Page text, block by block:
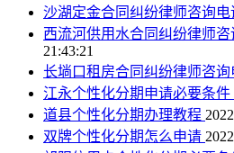
沙湖定金合同纠纷律师咨询电
西流河供用水合同纠纷律师咨
21:43:21
长埫口租房合同纠纷律师咨询
江永个性化分期申请必要条件
道县个性化分期办理教程
双牌个性化分期怎么申请